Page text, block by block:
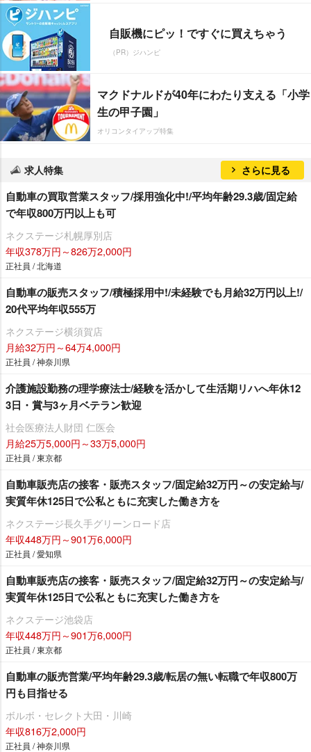
自販機にピッ！ですぐに買えちゃう
（PR）ジハンピ
マクドナルドが40年にわたり支える「小学
生の甲子園」
オリコンタイアップ特集
求人特集 さらに見る
自動車の買取営業スタッフ/採用強化中!/平均年齢29.3歳/固定給
で年収800万円以上も可
ネクステージ札幌厚別店
年収378万円～826万2,000円
正社員 / 北海道
自動車の販売スタッフ/積極採用中!/未経験でも月給32万円以上!/
20代平均年収555万
ネクステージ横須賀店
月給32万円～64万4,000円
正社員 / 神奈川県
介護施設勤務の理学療法士/経験を活かして生活期リハへ年休12
3日・賞与3ヶ月ベテラン歓迎
社会医療法人財団 仁医会
月給25万5,000円～33万5,000円
正社員 / 東京都
自動車販売店の接客・販売スタッフ/固定給32万円～の安定給与/
実質年休125日で公私ともに充実した働き方を
ネクステージ⾧久手グリーンロード店
年収448万円～901万6,000円
正社員 / 愛知県
自動車販売店の接客・販売スタッフ/固定給32万円～の安定給与/
実質年休125日で公私ともに充実した働き方を
ネクステージ池袋店
年収448万円～901万6,000円
正社員 / 東京都
自動車の販売営業/平均年齢29.3歳/転居の無い転職で年収800万
円も目指せる
ボルボ・セレクト大田・川崎
年収816万2,000円
正社員 / 神奈川県